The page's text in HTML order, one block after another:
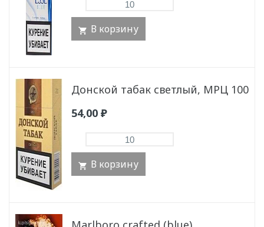
В корзину
Донской табак светлый, МРЦ 100
54,00 ₽
В корзину